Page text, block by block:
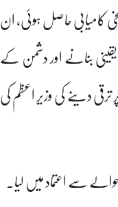
کامیابی حاصل ہوئی، ان
یقینی بنانے اور دشمن کے
دینے کی وزیرِ اعظم کی
سے اعتماد میں لیا۔